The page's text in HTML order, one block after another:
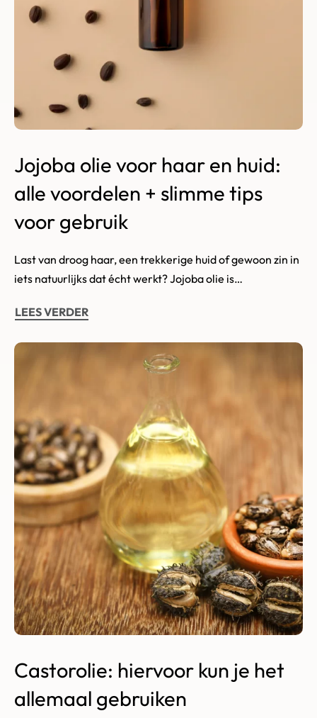
Jojoba olie voor haar en huid:
alle voordelen + slimme tips
voor gebruik
Last van droog haar, een trekkerige huid of gewoon zin in
iets natuurlijks dat écht werkt? Jojoba olie is…
LEES VERDER
Castorolie: hiervoor kun je het
allemaal gebruiken